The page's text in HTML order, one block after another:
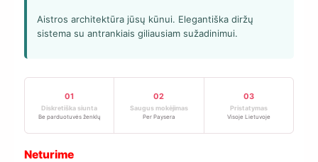
Aistros architektūra jūsų kūnui. Elegantiška diržų
sistema su antrankiais giliausiam sužadinimui.
01
Diskretiška siunta
Be parduotuvės ženklų
02
Saugus mokėjimas
Per Paysera
03
Pristatymas
Visoje Lietuvoje
Neturime